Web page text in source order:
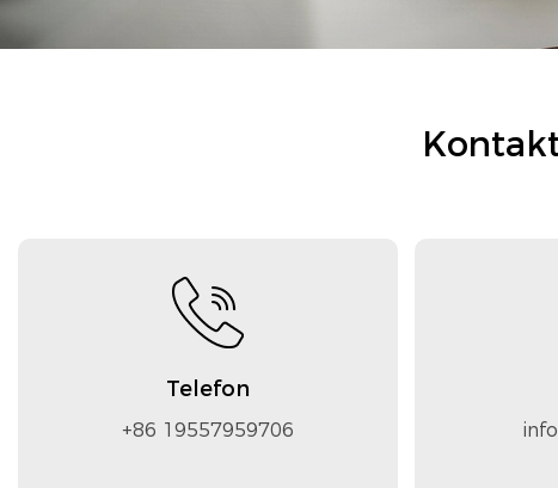
Telefon
+86 19557959706